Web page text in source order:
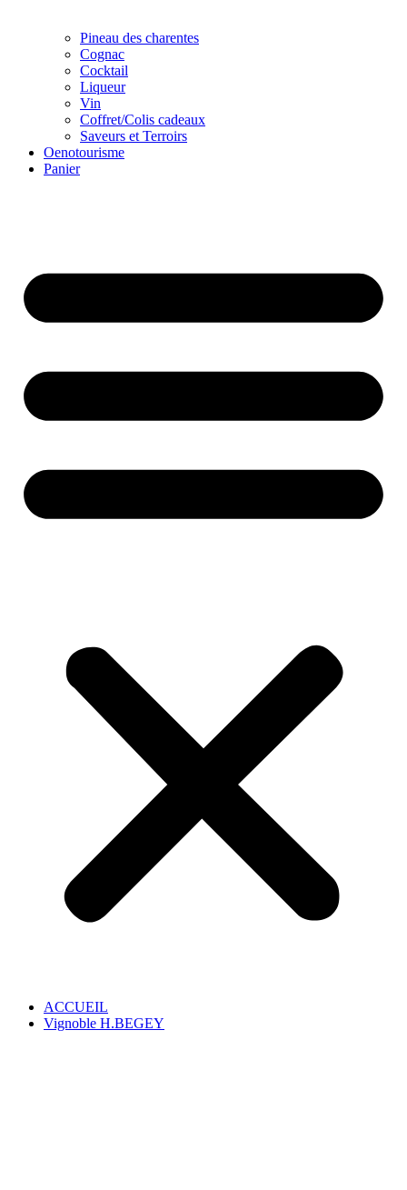
Pineau des charentes
Cognac
Cocktail
Liqueur
Vin
Coffret/Colis cadeaux
Saveurs et Terroirs
Oenotourisme
Panier
ACCUEIL
Vignoble H.BEGEY